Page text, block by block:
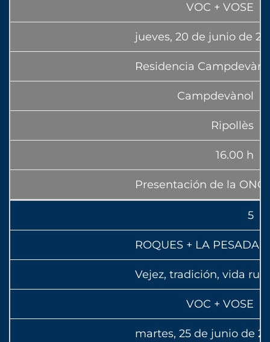
VOC + VOSE
jueves, 20 de junio de
Residencia
Campdevànol
Ripollès
16.00 h
Presentación de la
5
ROQUES + LA PESADA
Vejez, tradición, vida
VOC + VOSE
martes, 25 de junio de